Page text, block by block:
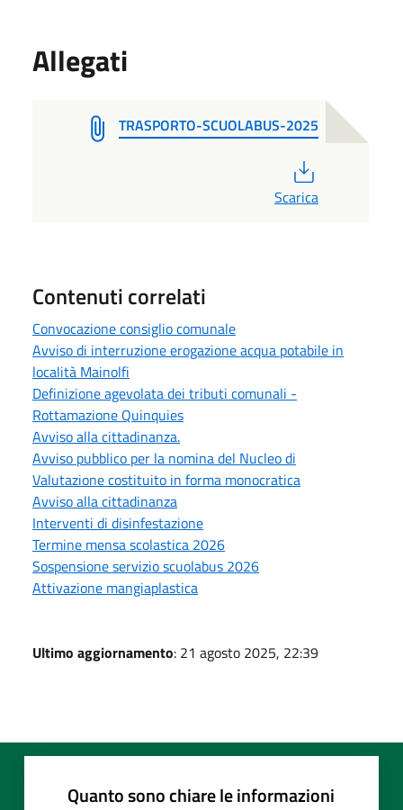
Allegati
TRASPORTO-SCUOLABUS-2025
Scarica
Contenuti correlati
Convocazione consiglio comunale
Avviso di interruzione erogazione acqua potabile in
località Mainolfi
Definizione agevolata dei tributi comunali -
Rottamazione Quinquies
Avviso alla cittadinanza.
Avviso pubblico per la nomina del Nucleo di
Valutazione costituito in forma monocratica
Avviso alla cittadinanza
Interventi di disinfestazione
Termine mensa scolastica 2026
Sospensione servizio scuolabus 2026
Attivazione mangiaplastica
Ultimo aggiornamento: 21 agosto 2025, 22:39
Quanto sono chiare le informazioni